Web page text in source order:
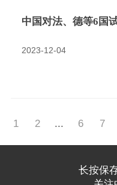
中国对法、德等6国
2023-12-04
1 2 ... 6 7
长按保